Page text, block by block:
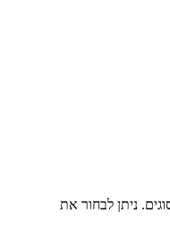
ניתן לבחור את